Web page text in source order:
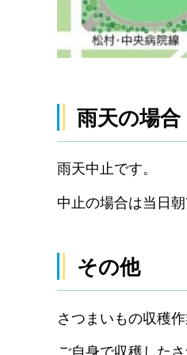
雨天の場合
雨天中止です。
中止の場合は当日
その他
さつまいもの収穫